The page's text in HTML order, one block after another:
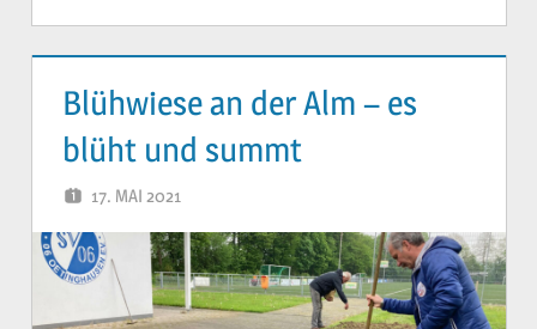
Blühwiese an der Alm – es
blüht und summt
17. MAI 2021